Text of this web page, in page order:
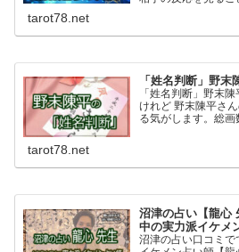
tarot78.net
「姓名判断」野末
「姓名判断」野末
けれど 野末陳平さ
る気がします。総
tarot78.net
沼津の占い【龍心
中の実力派イケメ
沼津の占い口コミ